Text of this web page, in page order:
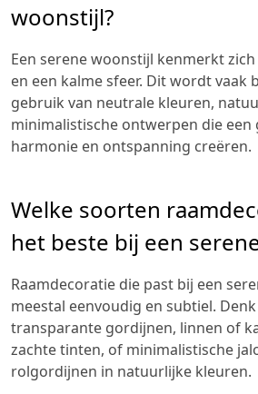
woonstijl?
Een serene woonstijl kenmerkt
en een kalme sfeer. Dit wordt vaak
gebruik van neutrale kleuren,
minimalistische ontwerpen die een
harmonie en ontspanning creëren.
Welke soorten
het beste bij een
Raamdecoratie die past bij een
meestal eenvoudig en subtiel.
transparante gordijnen, linnen of
zachte tinten, of minimalistische
rolgordijnen in natuurlijke kleuren.